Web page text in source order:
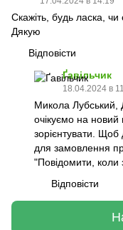
Скажіть, будь ласка,
Дякую
Відповісти
Ґавільчик
18.04.2024 в
Микола Лубський,
очікуємо на
зорієнтувати.
для замовлення
"Повідомити, коли
Відповісти